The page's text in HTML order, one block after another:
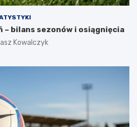
– bilans sezonów i osiągnięcia
Kowalczyk